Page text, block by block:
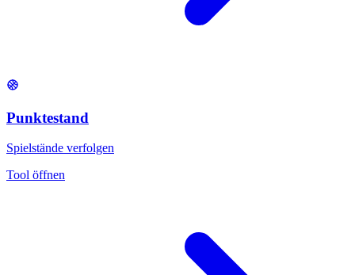
Punktestand
Spielstände verfolgen
Tool öffnen